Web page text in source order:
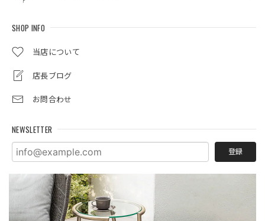
SHOP INFO
当店について
店長ブログ
お問合わせ
NEWSLETTER
登録